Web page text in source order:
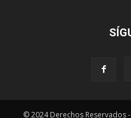
© 2024 Derechos Reservados